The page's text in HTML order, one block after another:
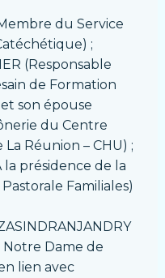
du Service
;
(Responsable
de Formation
son épouse
du Centre
Réunion – CHU) ;
la présidence de la
Familiales)
Dame de
lien avec